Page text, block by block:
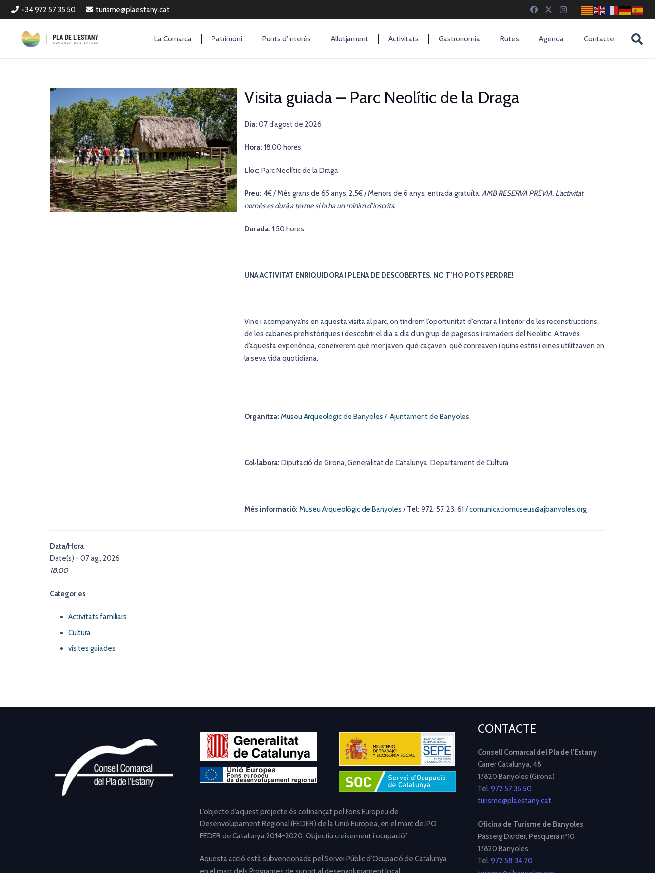
+34 972 57 35 50 turisme@plaestany.cat
La Comarca Patrimoni Punts d’interès Allotjament Activitats Gastronomia Rutes Agenda Contacte
Visita guiada – Parc Neolític de la Draga
Dia: 07 d’agost de 2026
Hora: 18:00 hores
Lloc: Parc Neolític de la Draga
Preu: 4€ / Més grans de 65 anys: 2,5€ / Menors de 6 anys: entrada gratuïta. AMB RESERVA PRÈVIA. L’activitat
només es durà a terme si hi ha un mínim d’inscrits.
Durada: 1:50 hores
UNA ACTIVITAT ENRIQUIDORA I PLENA DE DESCOBERTES. NO T’HO POTS PERDRE!
Vine i acompanya’ns en aquesta visita al parc, on tindrem l’oportunitat d’entrar a l’interior de les reconstruccions
de les cabanes prehistòriques i descobrir el dia a dia d’un grup de pagesos i ramaders del Neolític. A través
d’aquesta experiència, coneixerem què menjaven, què caçaven, què conreaven i quins estris i eines utilitzaven en
la seva vida quotidiana.
Organitza: Museu Arqueològic de Banyoles / Ajuntament de Banyoles
Col·labora: Diputació de Girona, Generalitat de Catalunya. Departament de Cultura
Més informació: Museu Arqueològic de Banyoles /Tel: 972. 57. 23. 61 /comunicaciomuseus@ajbanyoles.org
Data/Hora
Date(s) - 07 ag., 2026
18:00
Categories
Activitats familiars
Cultura
visites guiades
L’objecte d’aquest projecte és cofinançat pel Fons Europeu de
Desenvolupament Regional (FEDER) de la Unió Europea, en el marc del PO
FEDER de Catalunya 2014-2020. Objectiu creixement i ocupació”
Aquesta acció està subvencionada pel Servei Públic d’Ocupació de Catalunya
en el marc dels Programes de suport al desenvolupament local.
CONTACTE
Consell Comarcal del Pla de l’Estany
Carrer Catalunya, 48
17820 Banyoles (Girona)
Tel. 972 57 35 50
turisme@plaestany.cat
Oficina de Turisme de Banyoles
Passeig Darder, Pesquera nº10
17820 Banyoles
Tel. 972 58 34 70